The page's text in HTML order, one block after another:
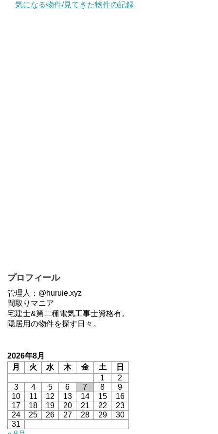
気になる物件/見てきた物件の記録
プロフィール
管理人：@huruie.xyz
間取りマニア
宅建士&第二種電気工事士資格有。
隠居用の物件を探す日々。
2026年8月
月
火 水 木 金 土
日
1
2
3
4 5 6 7 8
9
10
11 12 13 14 15
16
17
18 19 20 21 22
23
24
25 26 27 28 29
30
31